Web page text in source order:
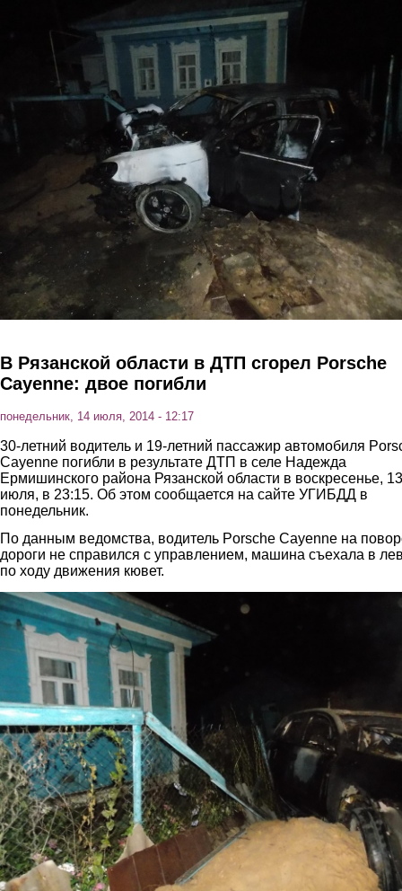
В Рязанской области в ДТП сгорел Porsche
Cayenne: двое погибли
понедельник, 14 июля, 2014 - 12:17
30-летний водитель и 19-летний пассажир автомобиля
Cayenne погибли в результате ДТП в селе Надежда
Ермишинского района Рязанской области в воскресенье, 13
июля, в 23:15. Об этом сообщается на сайте УГИБДД в
понедельник.
По данным ведомства, водитель Porsche Cayenne на
дороги не справился с управлением, машина съехала в
по ходу движения кювет.
1.jpg